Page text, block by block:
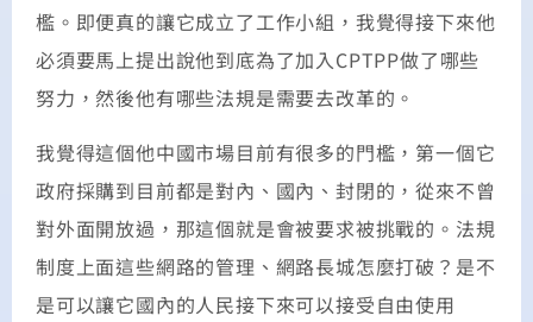
檻。即便真的讓它成立了工作小組，我覺得接下來他
必須要馬上提出說他到底為了加入CPTPP做了哪些
努力，然後他有哪些法規是需要去改革的。
我覺得這個他中國市場目前有很多的門檻，第一個它
政府採購到目前都是對內、國內、封閉的，從來不曾
對外面開放過，那這個就是會被要求被挑戰的。法規
制度上面這些網路的管理、網路長城怎麼打破？是不
是可以讓它國內的人民接下來可以接受自由使用